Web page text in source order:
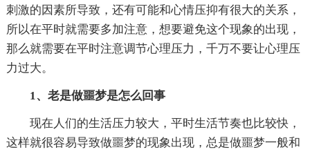
刺激的因素所导致，还有可能和心情压抑有很大的关系，
所以在平时就需要多加注意，想要避免这个现象的出现，
那么就需要在平时注意调节心理压力，千万不要让心理压
力过大。
1、老是做噩梦是怎么回事
现在人们的生活压力较大，平时生活节奏也比较快，
这样就很容易导致做噩梦的现象出现，总是做噩梦一般和